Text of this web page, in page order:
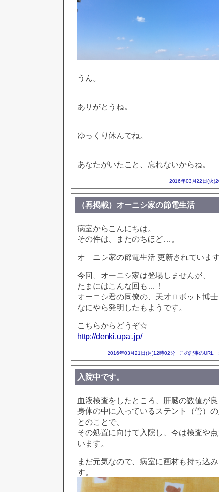
うん。
ありがとうね。
ゆっくり休んでね。
あなたがいたこと、忘れないからね。
2016年03月22日(火
（再掲載）オーニシ家の節電生活
病室からこんにちは。
その件は、またのちほど…。
オーニシ家の節電生活 更新されていま
今回、オーニシ家は登場しませんが、
たまにはこんな回も…！
オーニシ君の同僚の、天才ロボット博
なにやら発明したもようです。
こちらからどうぞ☆
http://denki.upat.jp/
2016年03月21日(月)12時02分 この記事のURL
入院中です。
血液検査をしたところ、肝臓の数値が
身体の中に入っているステント（管）
とのことで、
その処置に向けて入院し、今は検査や
います。
まだ元気なので、病室に画材も持ち込
す。